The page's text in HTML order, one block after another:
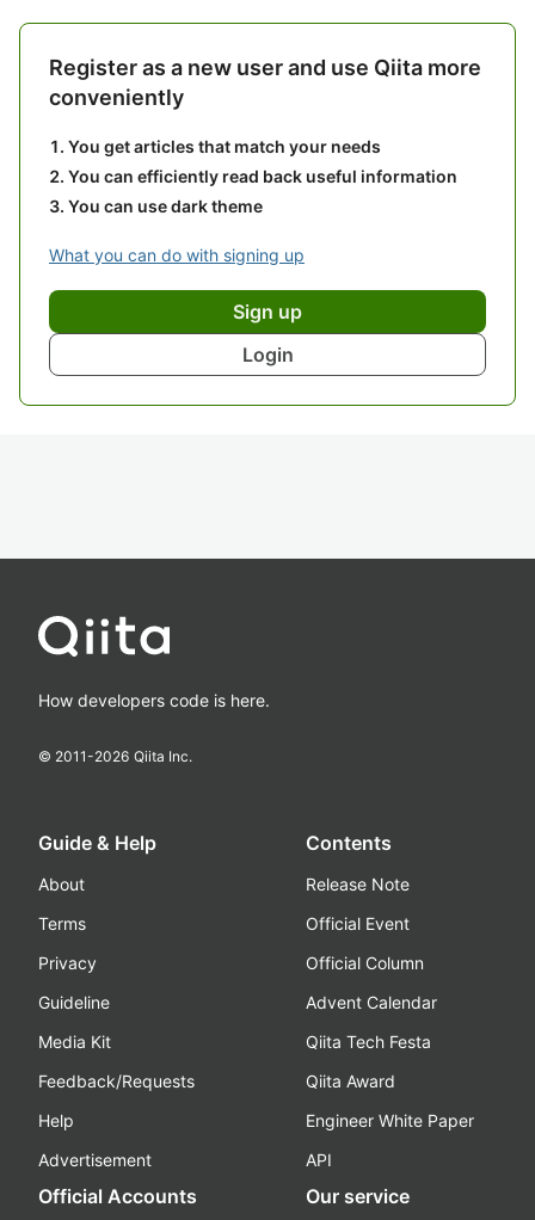
Register as a new user and use Qiita more
conveniently
You get articles that match your needs
You can efficiently read back useful information
You can use dark theme
What you can do with signing up
Sign up
Login
How developers code is here.
© 2011-2026 Qiita Inc.
Guide & Help
About
Terms
Privacy
Guideline
Media Kit
Feedback/Requests
Help
Advertisement
Contents
Release Note
Official Event
Official Column
Advent Calendar
Qiita Tech Festa
Qiita Award
Engineer White Paper
API
Official Accounts Our service